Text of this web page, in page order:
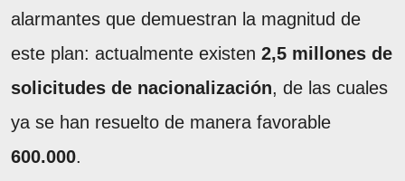
alarmantes que demuestran la magnitud de
este plan: actualmente existen 2,5 millones de
solicitudes de nacionalización, de las cuales
ya se han resuelto de manera favorable
600.000.